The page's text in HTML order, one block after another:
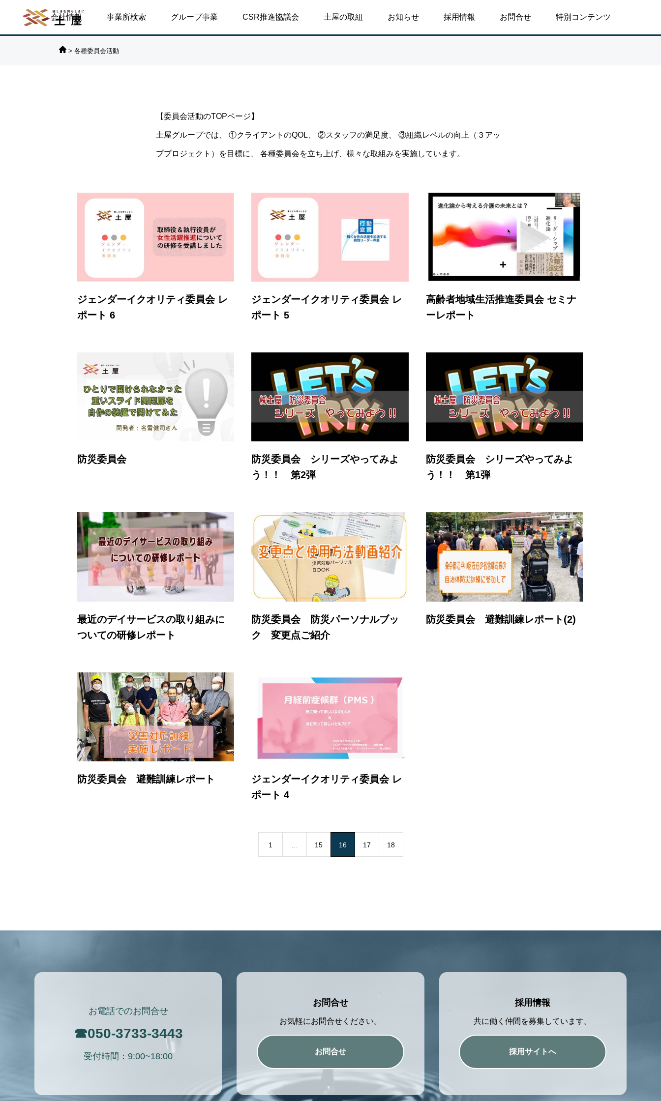
会社情報 事業所検索 グループ事業 CSR推進協議会 土屋の取組 お知らせ 採用情報 お問合せ 特別コンテンツ
連続対談シリーズ第2回 ～
第2部～
連続対談シリーズ第2回 ～
第1部～
／安積遊歩
> 各種委員会活動
【委員会活動のTOPページ】
土屋グループでは、 ①クライアントのQOL、 ②スタッフの満足度、 ③組織レベルの向上（３アッ
ププロジェクト）を目標に、 各種委員会を立ち上げ、様々な取組みを実施しています。
ジェンダーイクオリティ委員会 レ
ポート 6
ジェンダーイクオリティ委員会 レ
ポート 5
高齢者地域生活推進委員会 セミナ
ーレポート
防災委員会
防災委員会 シリーズやってみよ
う！！ 第2弾
防災委員会 シリーズやってみよ
う！！ 第1弾
最近のデイサービスの取り組みに
ついての研修レポート
防災委員会 防災パーソナルブッ
ク 変更点ご紹介
防災委員会 避難訓練レポート(2)
防災委員会 避難訓練レポート
ジェンダーイクオリティ委員会 レ
ポート 4
1 15 16 17 18
お電話でのお問合せ
☎050-3733-3443
受付時間：9:00~18:00
お問合せ
お気軽にお問合せください。
お問合せ
採用情報
共に働く仲間を募集しています。
採用サイトへ